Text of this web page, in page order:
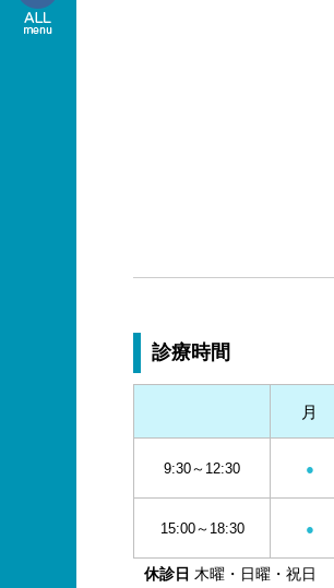
診療時間
休診日 木曜・日曜・祝日
月
9:30～12:30 ●
15:00～18:30 ●